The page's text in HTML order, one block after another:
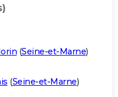
(Seine-et-Marne)
(Seine-et-Marne)